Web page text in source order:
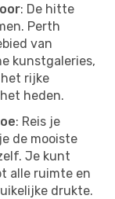
: De hitte
Perth
van
kunstgaleries,
rijke
heden.
: Reis je
de mooiste
Je kunt
alle ruimte en
drukte.